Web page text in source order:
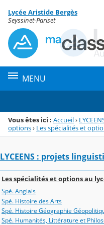
Menu de la rubrique
Contenu
Lycée Aristide Bergès
Seyssinet-Pariset
MENU
Vous êtes ici : Accueil›
options› Les spécialités et
LYCEENS : projets
Les spécialités et options au
Spé. Anglais
Spé. Histoire des Arts
Spé. Histoire Géographie
Spé. Humanités, Littérature et